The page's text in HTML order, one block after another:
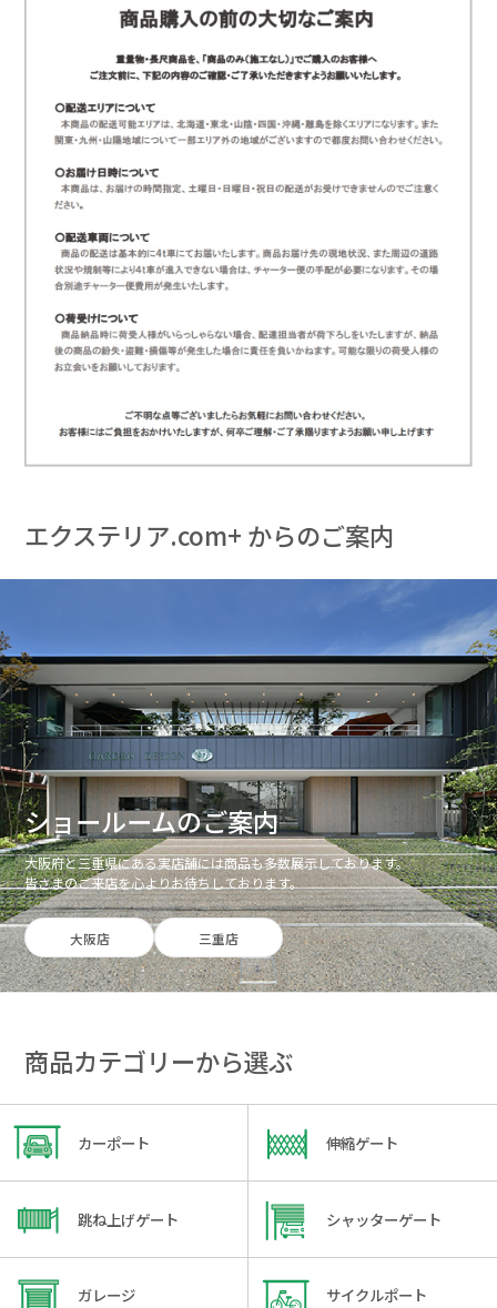
エクステリア.com+ からのご案内
ショールームのご案内
大阪府と三重県にある実店舗には商品も多数展示しております。
皆さまのご来店を心よりお待ちしております。
大阪店 三重店
商品カテゴリーから選ぶ
カーポート 伸縮ゲート
跳ね上げゲート シャッターゲート
ガレージ サイクルポート